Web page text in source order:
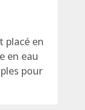
placé en
en eau
pour